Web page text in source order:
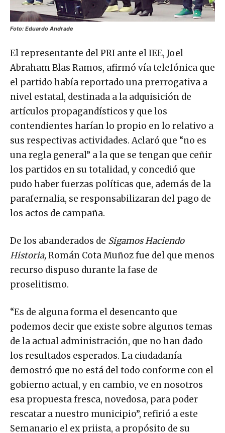
Foto: Eduardo Andrade
El representante del PRI ante el IEE, Joel
Abraham Blas Ramos, afirmó vía telefónica que
el partido había reportado una prerrogativa a
nivel estatal, destinada a la adquisición de
artículos propagandísticos y que los
contendientes harían lo propio en lo relativo a
sus respectivas actividades. Aclaró que “no es
una regla general” a la que se tengan que ceñir
los partidos en su totalidad, y concedió que
pudo haber fuerzas políticas que, además de la
parafernalia, se responsabilizaran del pago de
los actos de campaña.
De los abanderados de Sigamos Haciendo
Historia,Román Cota Muñoz fue del que menos
recurso dispuso durante la fase de
proselitismo.
“Es de alguna forma el desencanto que
podemos decir que existe sobre algunos temas
de la actual administración, que no han dado
los resultados esperados. La ciudadanía
demostró que no está del todo conforme con el
gobierno actual, y en cambio, ve en nosotros
esa propuesta fresca, novedosa, para poder
rescatar a nuestro municipio”, refirió a este
Semanario el ex priista, a propósito de su